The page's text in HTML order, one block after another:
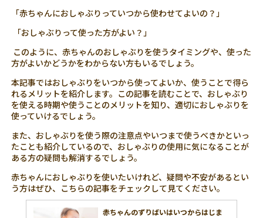
「赤ちゃんにおしゃぶりっていつから使わせてよいの？」
「おしゃぶりって使った方がよい？」
このように、赤ちゃんのおしゃぶりを使うタイミングや、使った
方がよいかどうかをわからない方もいるでしょう。
本記事ではおしゃぶりをいつから使ってよいか、使うことで得ら
れるメリットを紹介します。この記事を読むことで、おしゃぶり
を使える時期や使うことのメリットを知り、適切におしゃぶりを
使っていけるでしょう。
また、おしゃぶりを使う際の注意点やいつまで使うべきかといっ
たことも紹介しているので、おしゃぶりの使用に気になることが
ある方の疑問も解消するでしょう。
赤ちゃんにおしゃぶりを使いたいけれど、疑問や不安があるとい
う方はぜひ、こちらの記事をチェックして見てください。
赤ちゃんのずりばいはいつからはじま